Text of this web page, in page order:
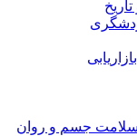
سلامت جسم و روان